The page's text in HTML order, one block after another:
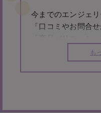
今までのエンジェ
「口コミやお問合
構成されていまし
そこで、3者が集ま
も